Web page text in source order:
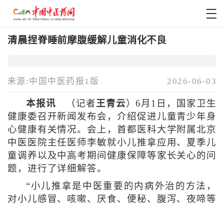
清晨捏脊睡前摩腹缓解儿童消化不良
来源:中国中医药报1版 2026-06-03
本报讯 （记者王青云）6月1日，国家卫生
健康委召开新闻发布会，介绍促进儿童青少年身
心健康有关情况。会上，首都医科大学附属北京
中医医院主任医师李敏就小儿推拿应用、夏季儿
童调养以及中高考期间健康保障等家长关心的问
题，进行了详细解答。
“小儿推拿是中医重要的内病外治的方法，
对小儿感冒、咳嗽、厌食、便秘、腹泻、夜啼等